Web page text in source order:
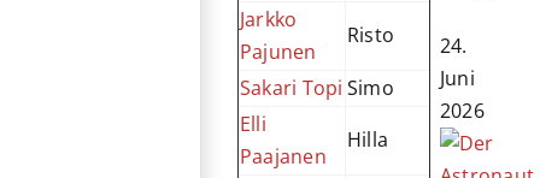
Jarkko
Pajunen
Risto
Sakari Topi Simo
Elli
Paajanen
Hilla
24.
Juni
2026